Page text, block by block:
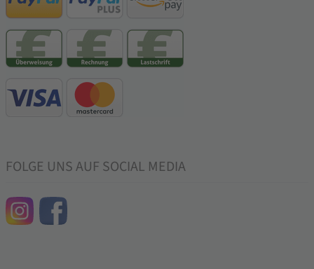
FOLGE UNS AUF SOCIAL MEDIA